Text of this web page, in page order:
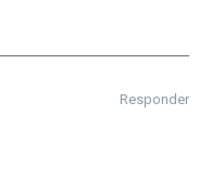
Responder